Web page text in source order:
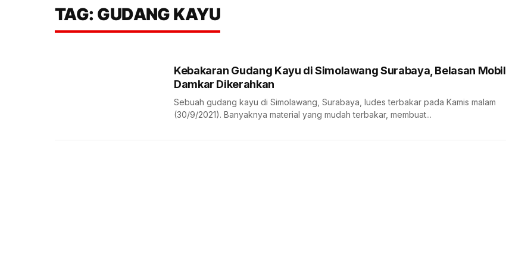
TAG: GUDANG KAYU
Kebakaran Gudang Kayu di Simolawang Surabaya, Belasan Mobil
Damkar Dikerahkan
Sebuah gudang kayu di Simolawang, Surabaya, ludes terbakar pada Kamis malam
(30/9/2021). Banyaknya material yang mudah terbakar, membuat...